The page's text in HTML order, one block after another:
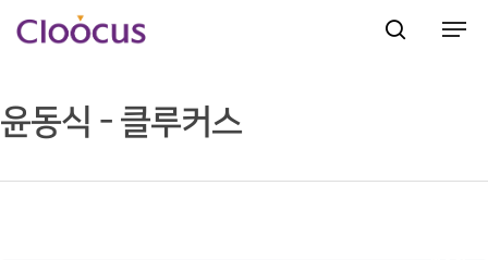
Hit enter to search or ESC to close
윤동식 - 클루커스